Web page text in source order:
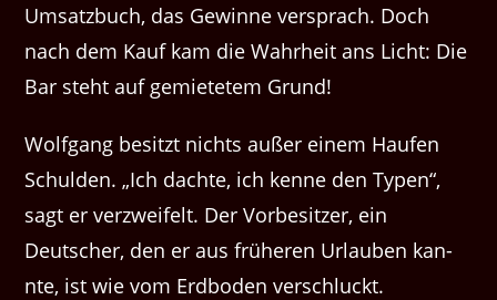
Umsatzbuch, das Gewinne ver­sprach. Doch
nach dem Kauf kam die Wahrheit ans Licht: Die
Bar ste­ht auf gemietetem Grund!
Wolf­gang besitzt nichts außer einem Haufen
Schulden. ​„Ich dachte, ich kenne den Typen“,
sagt er verzweifelt. Der Vorbe­sitzer, ein
Deutsch­er, den er aus früheren Urlauben kan­
nte, ist wie vom Erd­bo­den verschluckt.